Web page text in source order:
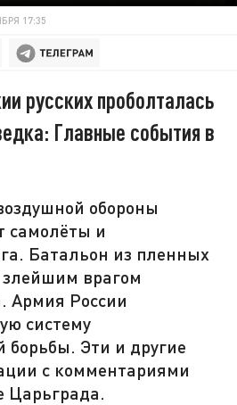
17:35
русских проболталась
Главные события в
обороны
самолёты и
Батальон из пленных
злейшим врагом
Армия России
систему
борьбы. Эти и другие
с комментариями
Царьграда.